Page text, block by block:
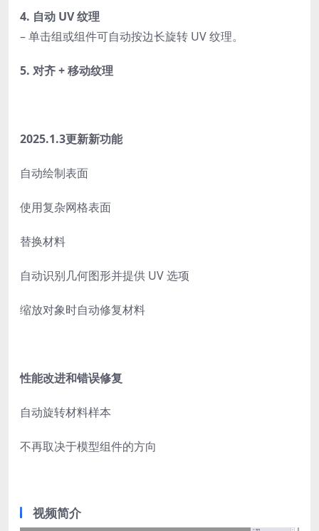
4. 自动 UV 纹理
– 单击组或组件可自动按边长旋转 UV 纹理。
5. 对齐 + 移动纹理
2025.1.3更新新功能
自动绘制表面
使用复杂网格表面
替换材料
自动识别几何图形并提供 UV 选项
缩放对象时自动修复材料
性能改进和错误修复
自动旋转材料样本
不再取决于模型组件的方向
视频简介